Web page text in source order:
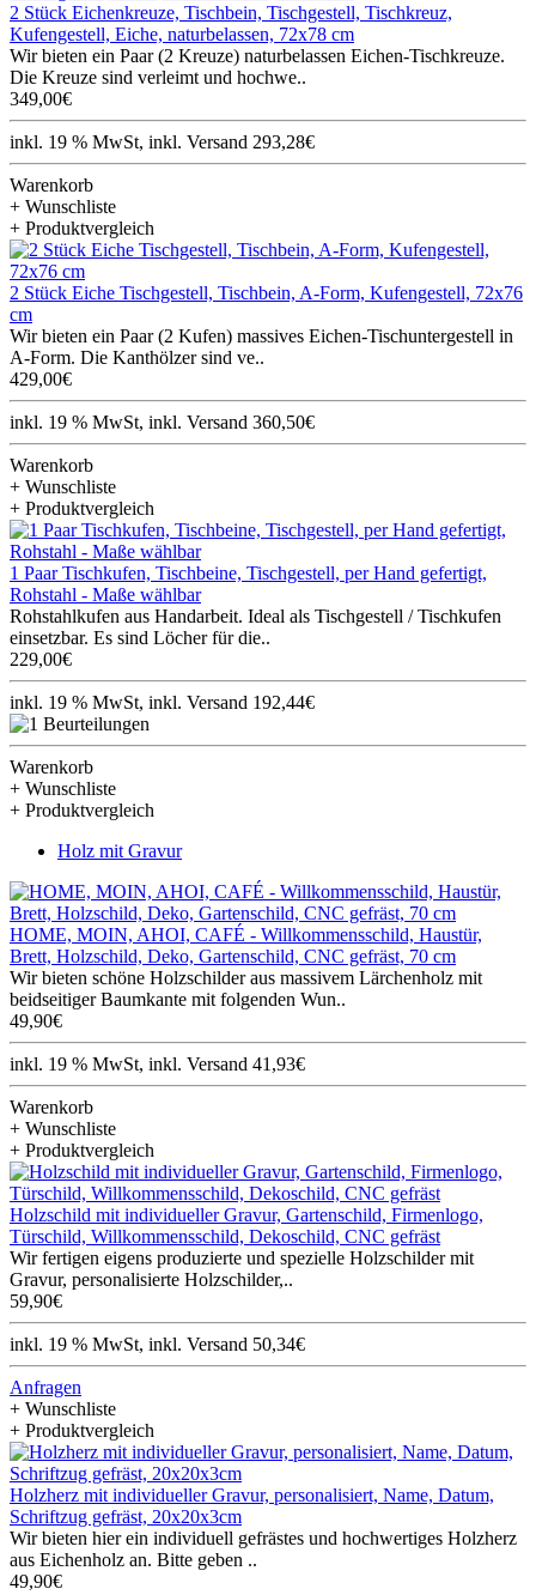
2 Stück Eichenkreuze, Tischbein, Tischgestell, Tischkreuz,
Kufengestell, Eiche, naturbelassen, 72x78 cm
Wir bieten ein Paar (2 Kreuze) naturbelassen Eichen-Tischkreuze.
Die Kreuze sind verleimt und hochwe..
349,00€
inkl. 19 % MwSt, inkl. Versand 293,28€
Warenkorb
+ Wunschliste
+ Produktvergleich
2 Stück Eiche Tischgestell, Tischbein, A-Form, Kufengestell, 72x76
cm
Wir bieten ein Paar (2 Kufen) massives Eichen-Tischuntergestell in
A-Form. Die Kanthölzer sind ve..
429,00€
inkl. 19 % MwSt, inkl. Versand 360,50€
Warenkorb
+ Wunschliste
+ Produktvergleich
1 Paar Tischkufen, Tischbeine, Tischgestell, per Hand gefertigt,
Rohstahl - Maße wählbar
Rohstahlkufen aus Handarbeit. Ideal als Tischgestell / Tischkufen
einsetzbar. Es sind Löcher für die..
229,00€
inkl. 19 % MwSt, inkl. Versand 192,44€
Warenkorb
+ Wunschliste
+ Produktvergleich
Holz mit Gravur
HOME, MOIN, AHOI, CAFÉ - Willkommensschild, Haustür,
Brett, Holzschild, Deko, Gartenschild, CNC gefräst, 70 cm
Wir bieten schöne Holzschilder aus massivem Lärchenholz mit
beidseitiger Baumkante mit folgenden Wun..
49,90€
inkl. 19 % MwSt, inkl. Versand 41,93€
Warenkorb
+ Wunschliste
+ Produktvergleich
Holzschild mit individueller Gravur, Gartenschild, Firmenlogo,
Türschild, Willkommensschild, Dekoschild, CNC gefräst
Wir fertigen eigens produzierte und spezielle Holzschilder mit
Gravur, personalisierte Holzschilder,..
59,90€
inkl. 19 % MwSt, inkl. Versand 50,34€
Anfragen
+ Wunschliste
+ Produktvergleich
Holzherz mit individueller Gravur, personalisiert, Name, Datum,
Schriftzug gefräst, 20x20x3cm
Wir bieten hier ein individuell gefrästes und hochwertiges Holzherz
aus Eichenholz an. Bitte geben ..
49,90€